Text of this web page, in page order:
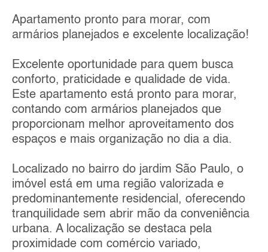
Apartamento pronto para morar, com
armários planejados e excelente localização!
Excelente oportunidade para quem busca
conforto, praticidade e qualidade de vida.
Este apartamento está pronto para morar,
contando com armários planejados que
proporcionam melhor aproveitamento dos
espaços e mais organização no dia a dia.
Localizado no bairro do jardim São Paulo, o
imóvel está em uma região valorizada e
predominantemente residencial, oferecendo
tranquilidade sem abrir mão da conveniência
urbana. A localização se destaca pela
proximidade com comércio variado,